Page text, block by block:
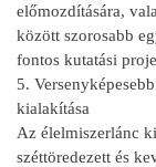
előmozdítására,
között szorosabb
fontos kutatási
5.
kialakítása
Az élelmiszerlánc
széttöredezett és